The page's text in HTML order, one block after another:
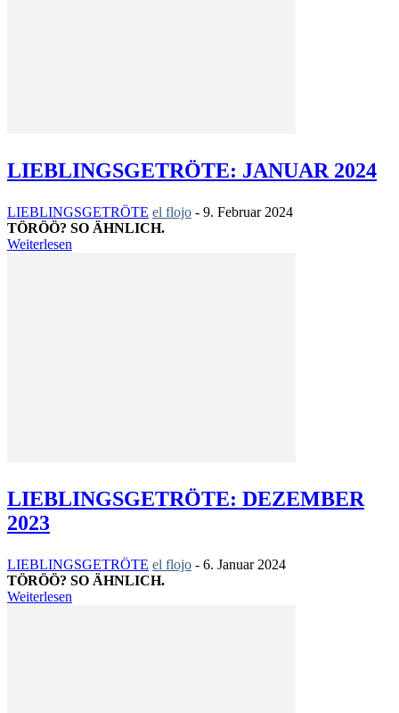
LIEBLINGSGETRÖTE: JANUAR 2024
LIEBLINGSGETRÖTE el flojo - 9. Februar 2024
TÖRÖÖ? SO ÄHNLICH.
Weiterlesen
LIEBLINGSGETRÖTE: DEZEMBER
2023
LIEBLINGSGETRÖTE el flojo - 6. Januar 2024
TÖRÖÖ? SO ÄHNLICH.
Weiterlesen